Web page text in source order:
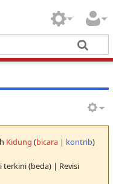
Kidung (bicara| kontrib)
terkini (beda) | Revisi